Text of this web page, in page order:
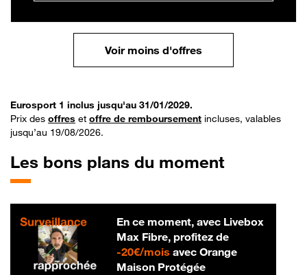
Voir moins d'offres
Eurosport 1 inclus jusqu'au 31/01/2029.
Prix des offres et offre de remboursement incluses, valables
jusqu’au 19/08/2026.
Les bons plans du moment
En ce moment, avec Livebox
Max Fibre, profitez de
-20€/mois20 € par mois
avec Orange
Maison Protégée